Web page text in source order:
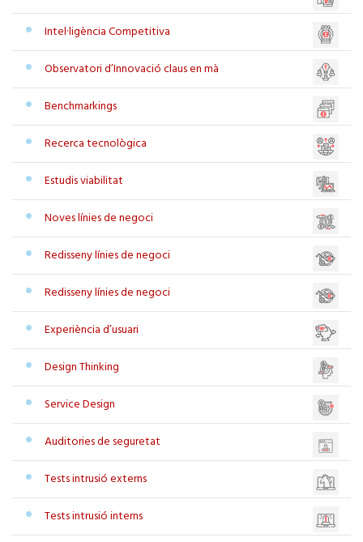
Intel·ligència Competitiva
Observatori d’Innovació claus en mà
Benchmarkings
Recerca tecnològica
Estudis viabilitat
Noves línies de negoci
Redisseny línies de negoci
Redisseny línies de negoci
Experiència d’usuari
Design Thinking
Service Design
Auditories de seguretat
Tests intrusió externs
Tests intrusió interns